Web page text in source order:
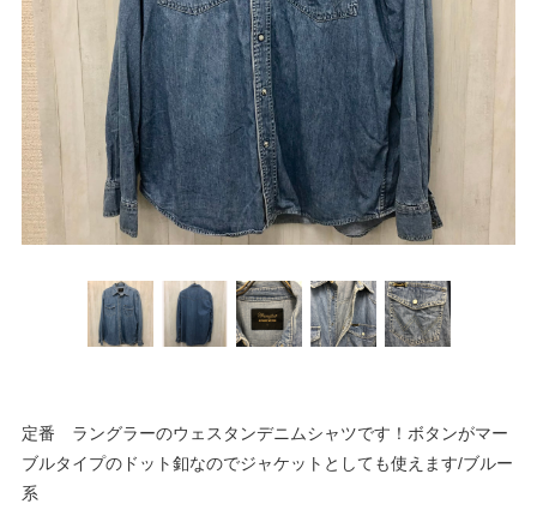
定番 ラングラーのウェスタンデニムシャツです！ボタンがマー
ブルタイプのドット釦なのでジャケットとしても使えます/ブルー
系